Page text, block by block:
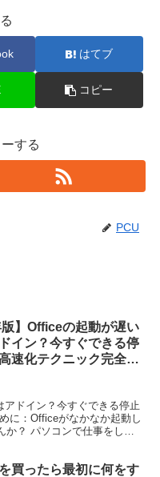
はてブ
コピー
する
PCU
版】Officeの起動が遅い
イン？今すぐできる停
速化テクニック完全解
アドイン？今すぐできる停止
に：Officeがなかなか起動し
？ パソコンで仕事をして
買ったら最初に何をす